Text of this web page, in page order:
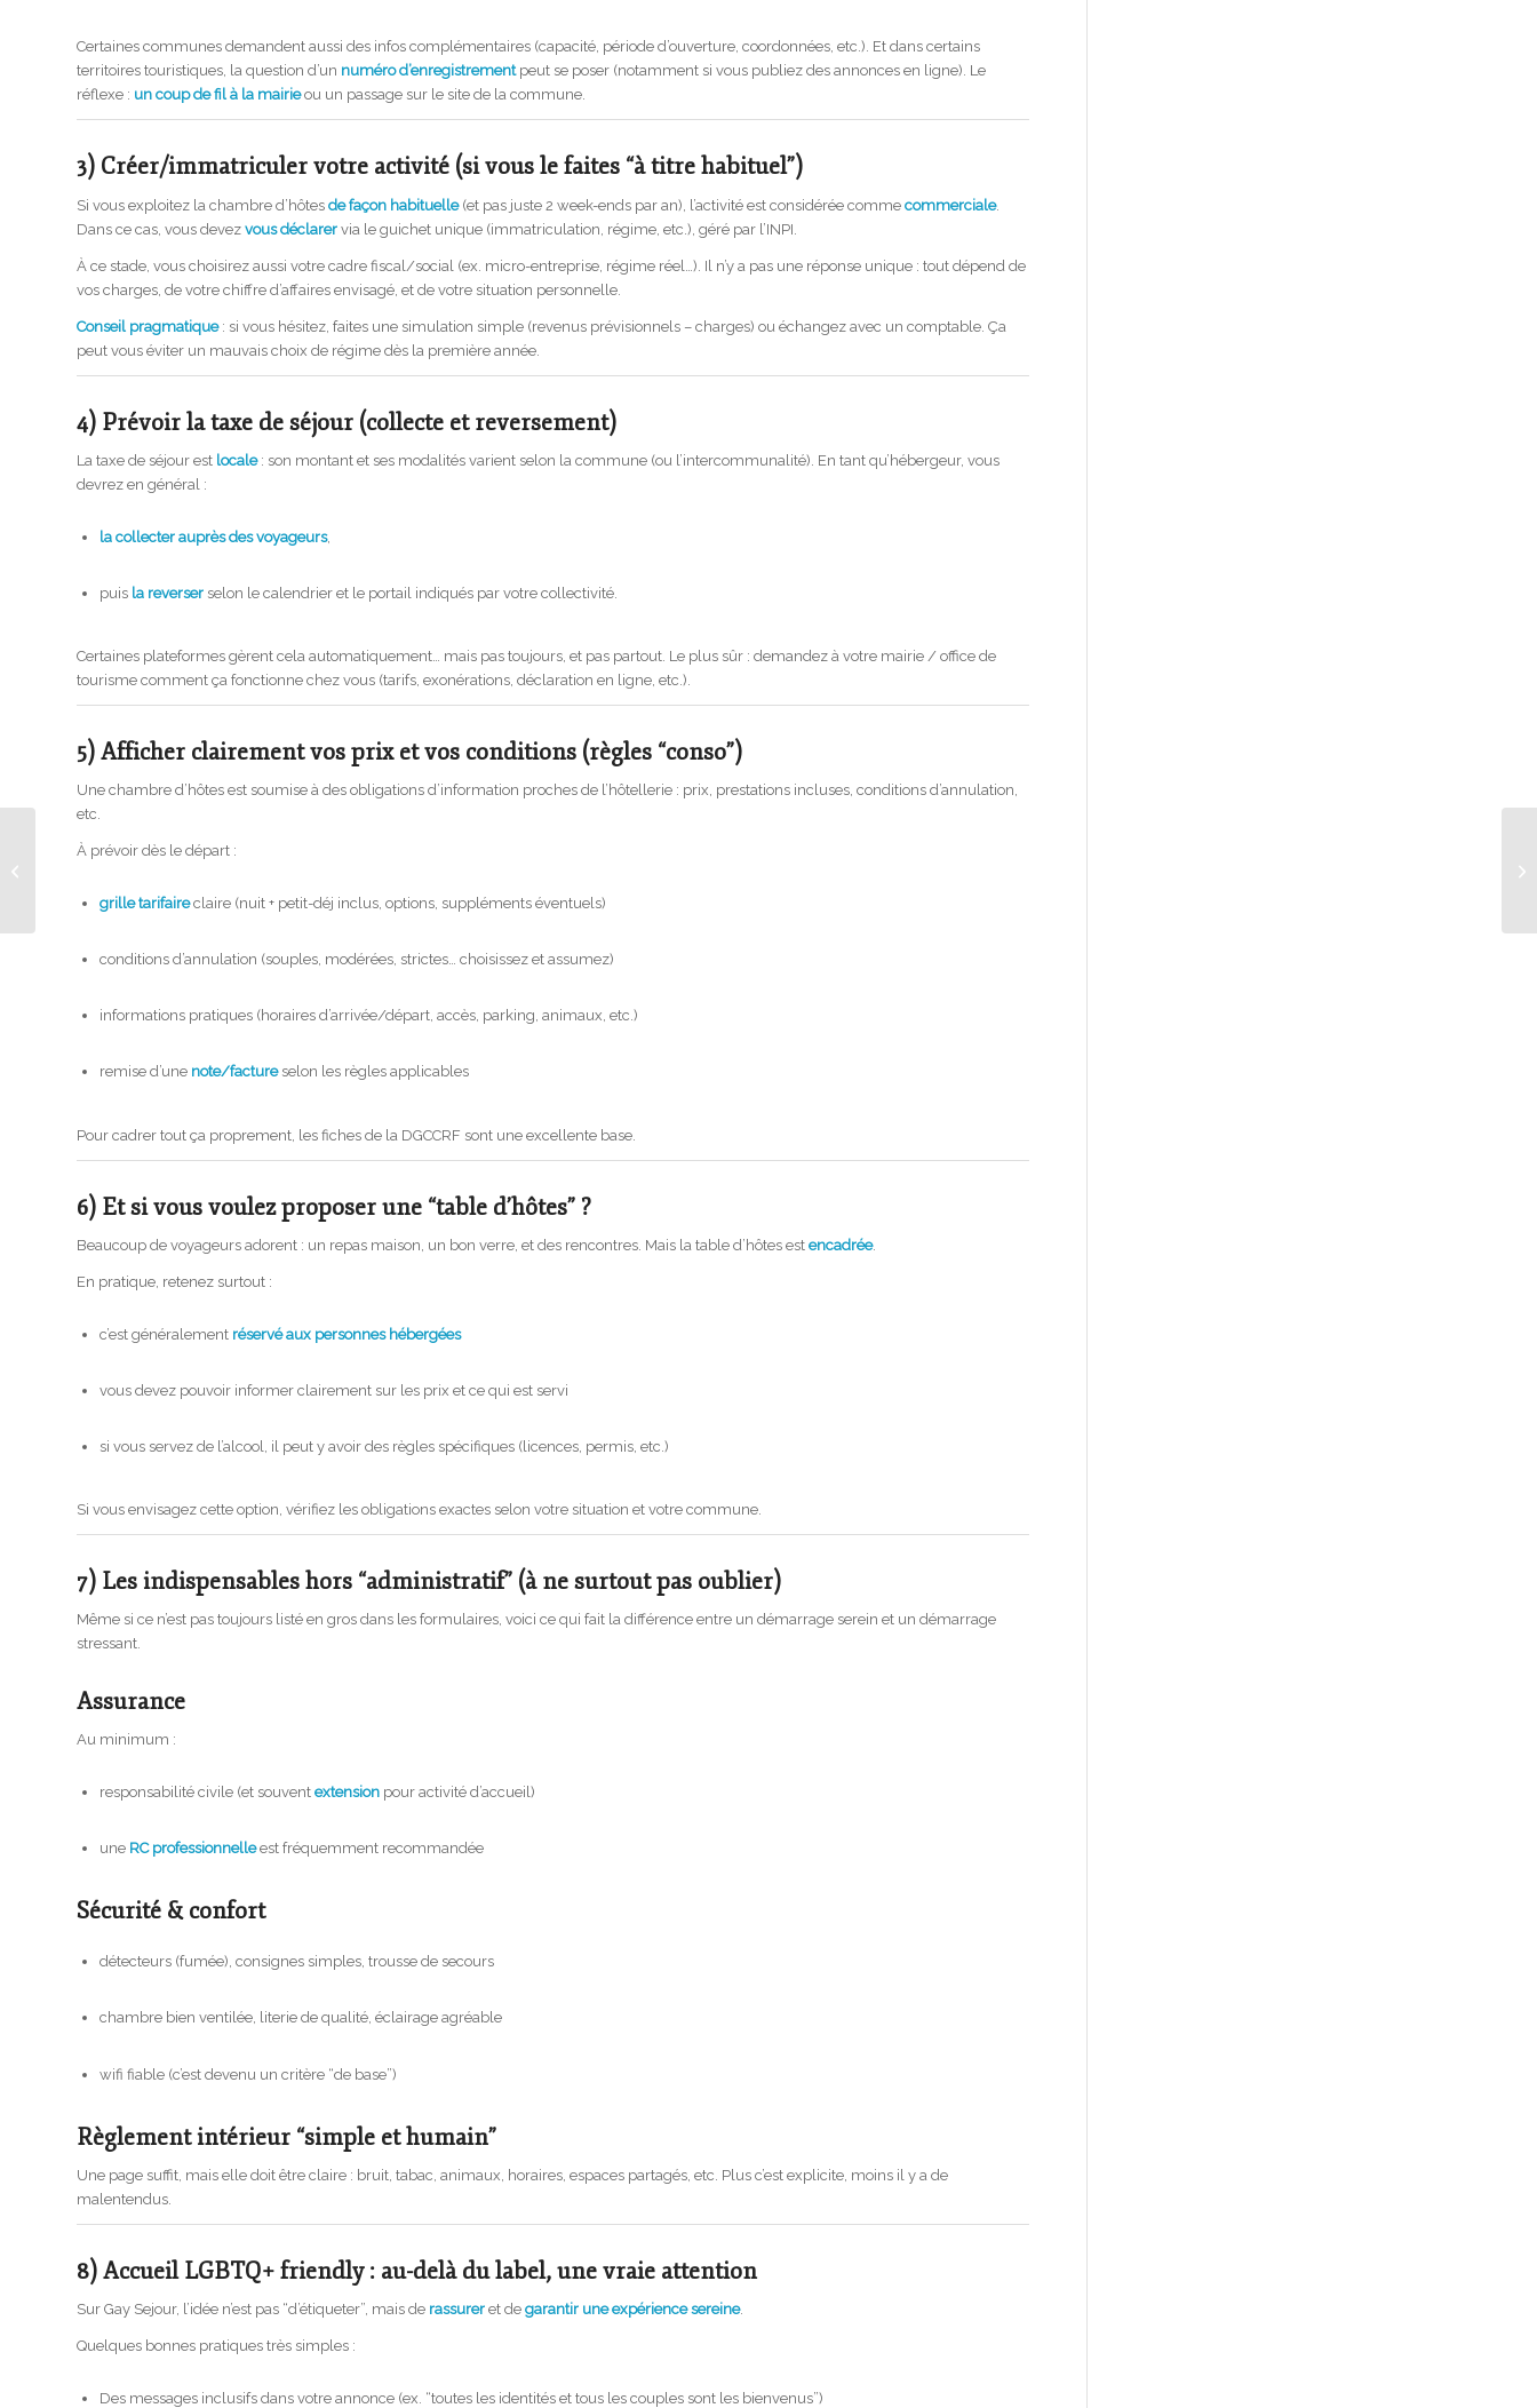
Certaines communes demandent aussi des infos complémentaires (capacité, période d’ouverture, coordonnées, etc.). Et dans certains
territoires touristiques, la question d’un numéro d’enregistrementpeut se poser (notamment si vous publiez des annonces en ligne). Le
réflexe : un coup de fil à la mairieou un passage sur le site de la commune.
3) Créer/immatriculer votre activité (si vous le faites “à titre habituel”)
Si vous exploitez la chambre d’hôtes de façon habituelle(et pas juste 2 week-ends par an), l’activité est considérée comme commerciale.
Dans ce cas, vous devez vous déclarer via le guichet unique (immatriculation, régime, etc.), géré par l’INPI
À ce stade, vous choisirez aussi votre cadre fiscal/social (ex. micro-entreprise, régime réel…). Il n’y a pas une réponse unique : tout dépend de
vos charges, de votre chiffre d’affaires envisagé, et de votre situation personnelle.
Conseil pragmatique: si vous hésitez, faites une simulation simple (revenus prévisionnels – charges) ou échangez avec un comptable. Ça
peut vous éviter un mauvais choix de régime dès la première année.
4) Prévoir la taxe de séjour (collecte et reversement)
La taxe de séjour est locale: son montant et ses modalités varient selon la commune (ou l’intercommunalité). En tant qu’hébergeur, vous
devrez en général :
la collecter auprès des voyageurs,
puis la reverser selon le calendrier et le portail indiqués par votre collectivité.
Certaines plateformes gèrent cela automatiquement… mais pas toujours, et pas partout. Le plus sûr : demandez à votre mairie / office de
tourisme comment ça fonctionne chez vous (tarifs, exonérations, déclaration en ligne, etc.).
5) Afficher clairement vos prix et vos conditions (règles “conso”)
Une chambre d’hôtes est soumise à des obligations d’information proches de l’hôtellerie : prix, prestations incluses, conditions d’annulation,
etc.
À prévoir dès le départ :
grille tarifaireclaire (nuit + petit-déj inclus, options, suppléments éventuels)
conditions d’annulation (souples, modérées, strictes… choisissez et assumez)
informations pratiques (horaires d’arrivée/départ, accès, parking, animaux, etc.)
remise d’une note/factureselon les règles applicables
Pour cadrer tout ça proprement, les fiches de la DGCCRF sont une excellente base.
6) Et si vous voulez proposer une “table d’hôtes” ?
Beaucoup de voyageurs adorent : un repas maison, un bon verre, et des rencontres. Mais la table d’hôtes est encadrée.
En pratique, retenez surtout :
c’est généralement réservé aux personnes hébergées
vous devez pouvoir informer clairement sur les prix et ce qui est servi
si vous servez de l’alcool, il peut y avoir des règles spécifiques (licences, permis, etc.)
Si vous envisagez cette option, vérifiez les obligations exactes selon votre situation et votre commune.
7) Les indispensables hors “administratif” (à ne surtout pas oublier)
Même si ce n’est pas toujours listé en gros dans les formulaires, voici ce qui fait la différence entre un démarrage serein et un démarrage
stressant.
Assurance
Au minimum :
responsabilité civile (et souvent extension pour activité d’accueil)
une RC professionnelleest fréquemment recommandée
Sécurité & confort
détecteurs (fumée), consignes simples, trousse de secours
chambre bien ventilée, literie de qualité, éclairage agréable
wifi fiable (c’est devenu un critère “de base”)
Règlement intérieur “simple et humain”
Une page suffit, mais elle doit être claire : bruit, tabac, animaux, horaires, espaces partagés, etc. Plus c’est explicite, moins il y a de
malentendus.
8) Accueil LGBTQ+ friendly : au-delà du label, une vraie attention
Sur Gay Sejour, l’idée n’est pas “d’étiqueter”, mais de rassurer et de garantir une expérience sereine.
Quelques bonnes pratiques très simples :
Des messages inclusifs dans votre annonce (ex. “toutes les identités et tous les couples sont les bienvenus”)
Embarquez pour la
Holiday Pride